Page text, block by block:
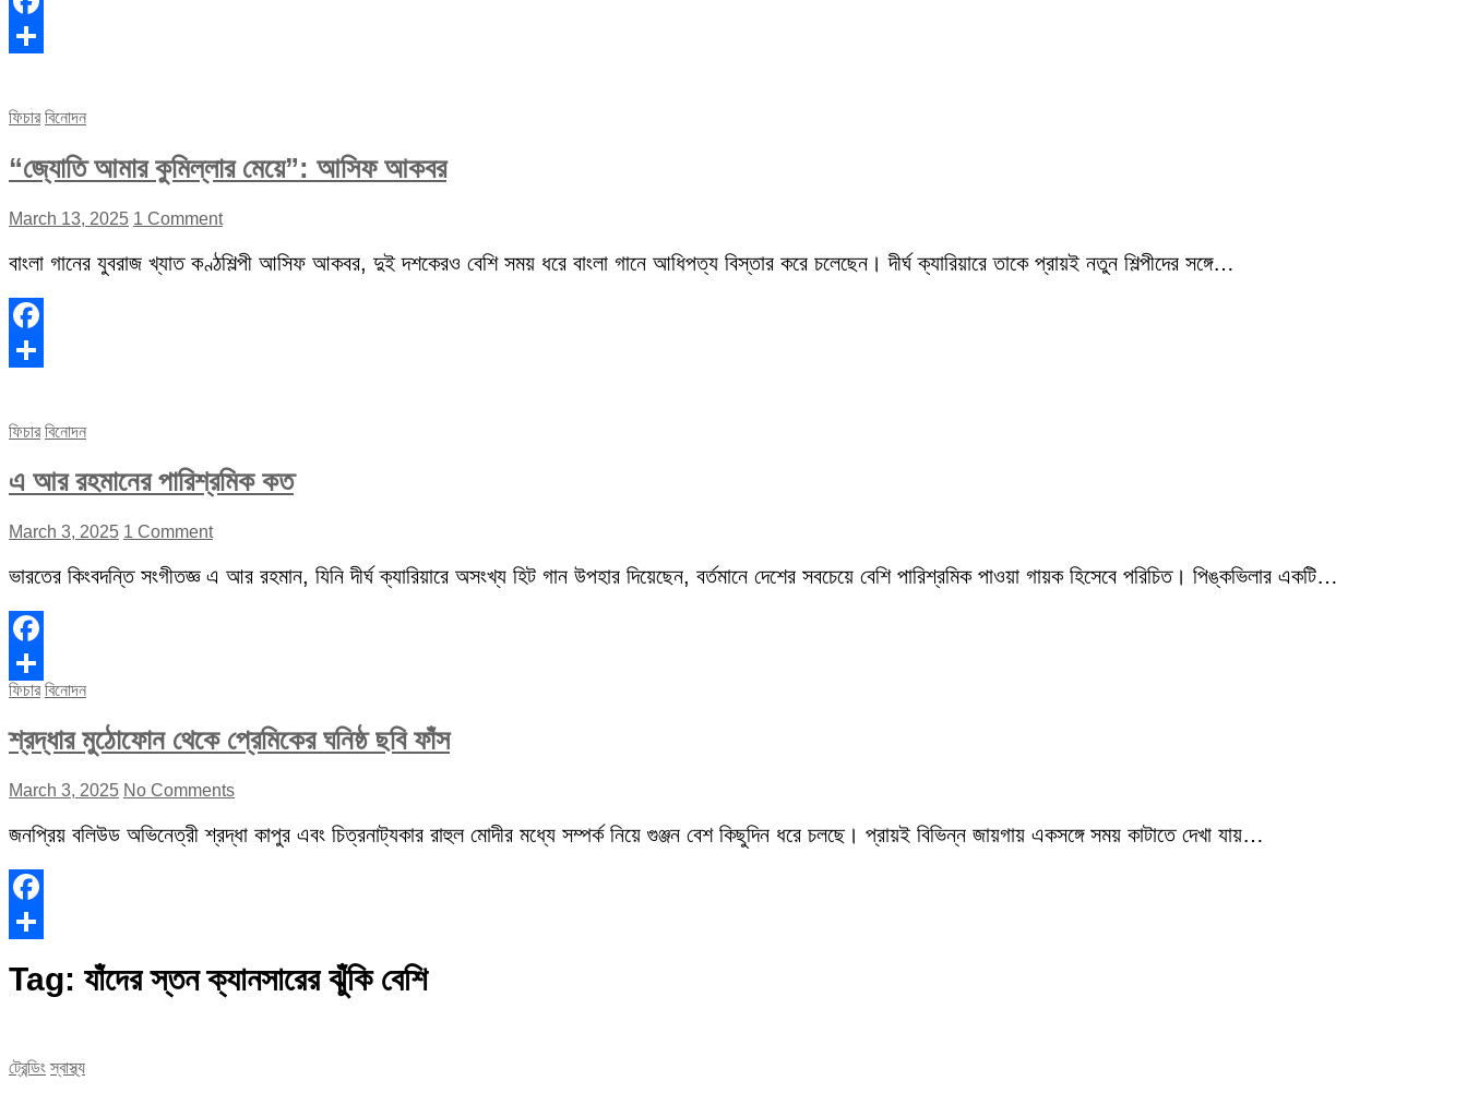
Facebook
ফিচার বিনোদন
“জ্যোতি আমার কুমিল্লার মেয়ে”: আসিফ আকবর
March 13, 2025 1 Comment
বাংলা গানের যুবরাজ খ্যাত কণ্ঠশিল্পী আসিফ আকবর, দুই দশকেরও বেশি সময় ধরে বাংলা গানে আধিপত্য বিস্তার করে চলেছেন। দীর্ঘ ক্যারিয়ারে তাকে প্রায়ই নতুন শিল্পীদের সঙ্গে…
Facebook
ফিচার বিনোদন
এ আর রহমানের পারিশ্রমিক কত
March 3, 2025 1 Comment
ভারতের কিংবদন্তি সংগীতজ্ঞ এ আর রহমান, যিনি দীর্ঘ ক্যারিয়ারে অসংখ্য হিট গান উপহার দিয়েছেন, বর্তমানে দেশের সবচেয়ে বেশি পারিশ্রমিক পাওয়া গায়ক হিসেবে পরিচিত। পিঙ্কভিলার একটি…
Facebook
Share
ফিচার বিনোদন
শ্রদ্ধার মুঠোফোন থেকে প্রেমিকের ঘনিষ্ঠ ছবি ফাঁস
March 3, 2025 No Comments
জনপ্রিয় বলিউড অভিনেত্রী শ্রদ্ধা কাপুর এবং চিত্রনাট্যকার রাহুল মোদীর মধ্যে সম্পর্ক নিয়ে গুঞ্জন বেশ কিছুদিন ধরে চলছে। প্রায়ই বিভিন্ন জায়গায় একসঙ্গে সময় কাটাতে দেখা যায়…
Facebook
Tag: যাঁদের স্তন ক্যানসারের ঝুঁকি বেশি
ট্রেন্ডিং স্বাস্থ্য